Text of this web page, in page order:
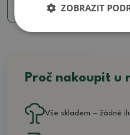
390 Kč
Proč nakoupit u
Vše skladem – žádné
ZOBRAZIT